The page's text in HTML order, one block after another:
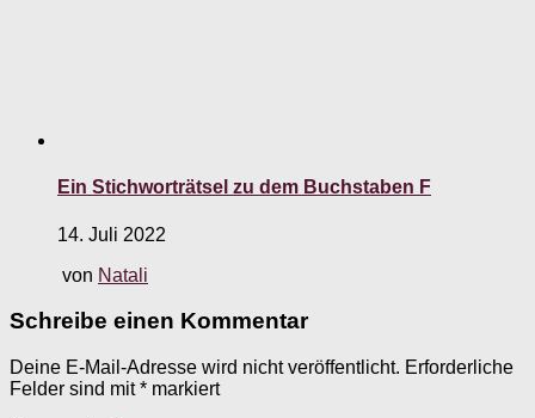
Ein Stichworträtsel zu dem Buchstaben F
14. Juli 2022
von Natali
Schreibe einen Kommentar
Deine E-Mail-Adresse wird nicht veröffentlicht. Erforderliche
Felder sind mit* markiert